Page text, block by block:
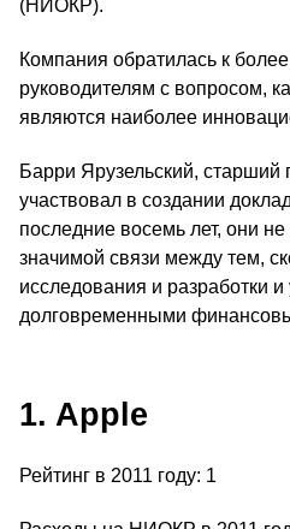
(НИОКР).
Компания обратилась к
руководителям с вопросом,
являются наиболее
Барри Ярузельский, старший
участвовал в создании
последние восемь лет, они
значимой связи между тем,
исследования и разработки
долговременными
1. Apple
Рейтинг в 2011 году: 1